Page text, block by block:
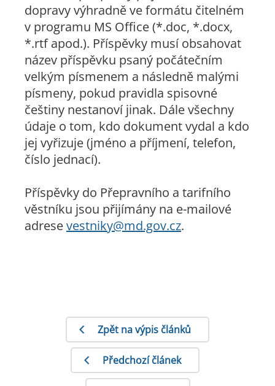
dopravy výhradně ve formátu čitelném
v programu MS Office (*.doc, *.docx,
*.rtf apod.). Příspěvky musí obsahovat
název příspěvku psaný počátečním
velkým písmenem a následně malými
písmeny, pokud pravidla spisovné
češtiny nestanoví jinak. Dále všechny
údaje o tom, kdo dokument vydal a kdo
jej vyřizuje (jméno a příjmení, telefon,
číslo jednací).
Příspěvky do Přepravního a tarifního
věstníku jsou přijímány na e-mailové
adresevestniky@md.gov.cz.
Zpět na výpis článků
Předchozí článek